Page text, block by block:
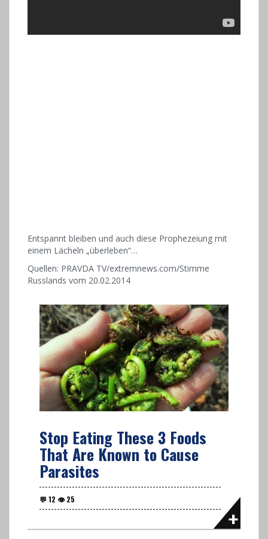
Entspannt bleiben und auch diese Prophezeiung mit
einem Lächeln „überleben“…
Quellen: PRAVDA TV/extremnews.com/Stimme
Russlands vom 20.02.2014
Stop Eating These 3 Foods
That Are Known to Cause
Parasites